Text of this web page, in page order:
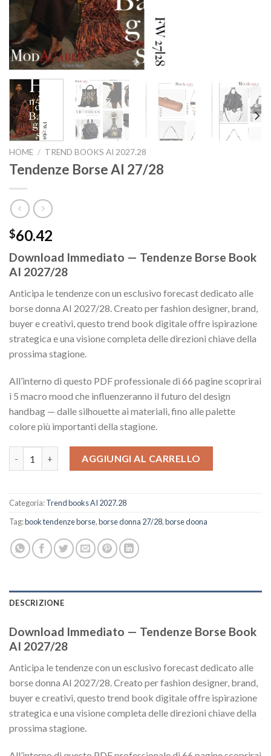
HOME / TREND BOOKS AI 2027.28
Tendenze Borse AI 27/28
$60.42
Download Immediato — Tendenze Borse Book
AI 2027/28
Anticipa le tendenze con un esclusivo forecast dedicato alle
borse donna AI 2027/28. Creato per fashion designer, brand,
buyer e creativi, questo trend book digitale offre ispirazione
strategica e una visione completa delle direzioni chiave della
prossima stagione.
All’interno di questo PDF professionale di 66 pagine scoprirai
i 5 macro mood che influenzeranno il futuro del design
handbag — dalle silhouette ai materiali, fino alle palette
colore più importanti della stagione.
AGGIUNGI AL CARRELLO
Categoria:Trend books AI 2027.28
Tag:book tendenze borse,borse donna 27/28,borse doona
DESCRIZIONE
Download Immediato — Tendenze Borse Book
AI 2027/28
Anticipa le tendenze con un esclusivo forecast dedicato alle
borse donna AI 2027/28. Creato per fashion designer, brand,
buyer e creativi, questo trend book digitale offre ispirazione
strategica e una visione completa delle direzioni chiave della
prossima stagione.